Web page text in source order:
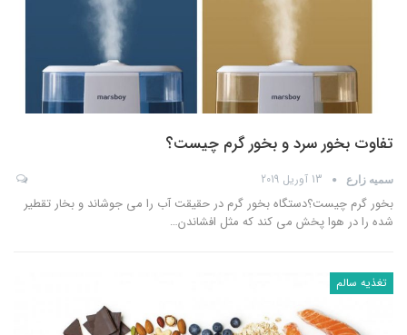
تفاوت بخور سرد و بخور گرم چیست؟
سمیه زارع 13 آوریل 2019
بخور گرم چیست؟دستگاه بخور گرم در حقیقت آب را می جوشاند و بخار تقطیر
شده را در هوا پخش می کند که مثل افشاندن…
تغذیه سالم